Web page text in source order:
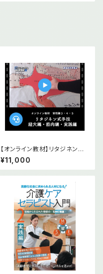
【オンライン教材】リタジネン指
圧 経穴編・筋肉編・実践編
¥11,000